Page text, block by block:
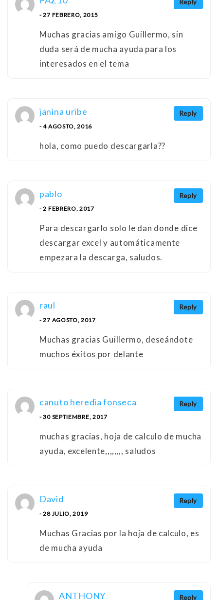
Reply
- 27 FEBRERO, 2015
Muchas gracias amigo Guillermo, sin
duda será de mucha ayuda para los
interesados en el tema
Reply
janina uribe
- 4 AGOSTO, 2016
hola, como puedo descargarla??
Reply
pablo
- 2 FEBRERO, 2017
Para descargarlo solo le dan donde dice
descargar excel y automáticamente
empezara la descarga, saludos.
Reply
raul
- 27 AGOSTO, 2017
Muchas gracias Guillermo, deseándote
muchos éxitos por delante
Reply
canuto heredia fonseca
- 30 SEPTIEMBRE, 2017
muchas gracias, hoja de calculo de mucha
ayuda, excelente,,,,,,,, saludos
Reply
David
- 28 JULIO, 2019
Muchas Gracias por la hoja de calculo, es
de mucha ayuda
Reply
ANTHONY